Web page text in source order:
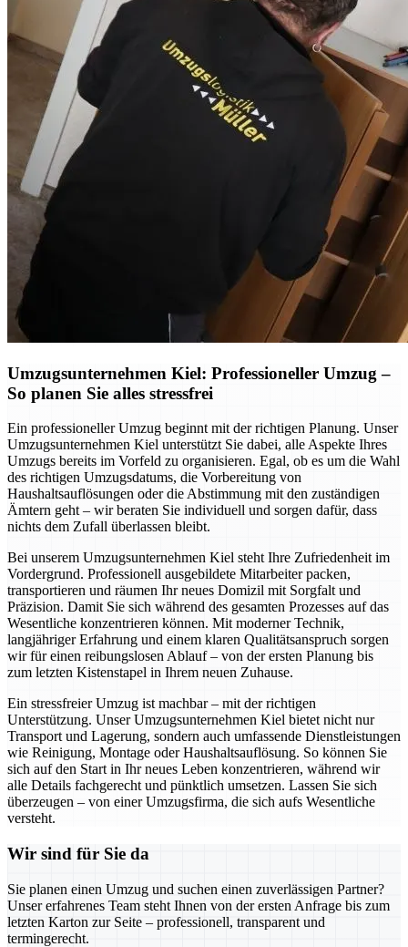
Umzugsunternehmen Kiel: Professioneller Umzug –
So planen Sie alles stressfrei
Ein professioneller Umzug beginnt mit der richtigen Planung. Unser
Umzugsunternehmen Kiel unterstützt Sie dabei, alle Aspekte Ihres
Umzugs bereits im Vorfeld zu organisieren. Egal, ob es um die Wahl
des richtigen Umzugsdatums, die Vorbereitung von
Haushaltsauflösungen oder die Abstimmung mit den zuständigen
Ämtern geht – wir beraten Sie individuell und sorgen dafür, dass
nichts dem Zufall überlassen bleibt.
Bei unserem Umzugsunternehmen Kiel steht Ihre Zufriedenheit im
Vordergrund. Professionell ausgebildete Mitarbeiter packen,
transportieren und räumen Ihr neues Domizil mit Sorgfalt und
Präzision. Damit Sie sich während des gesamten Prozesses auf das
Wesentliche konzentrieren können. Mit moderner Technik,
langjähriger Erfahrung und einem klaren Qualitätsanspruch sorgen
wir für einen reibungslosen Ablauf – von der ersten Planung bis
zum letzten Kistenstapel in Ihrem neuen Zuhause.
Ein stressfreier Umzug ist machbar – mit der richtigen
Unterstützung. Unser Umzugsunternehmen Kiel bietet nicht nur
Transport und Lagerung, sondern auch umfassende Dienstleistungen
wie Reinigung, Montage oder Haushaltsauflösung. So können Sie
sich auf den Start in Ihr neues Leben konzentrieren, während wir
alle Details fachgerecht und pünktlich umsetzen. Lassen Sie sich
überzeugen – von einer Umzugsfirma, die sich aufs Wesentliche
versteht.
Wir sind für Sie da
Sie planen einen Umzug und suchen einen zuverlässigen Partner?
Unser erfahrenes Team steht Ihnen von der ersten Anfrage bis zum
letzten Karton zur Seite – professionell, transparent und
termingerecht.